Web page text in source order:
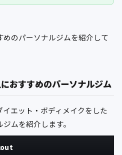
のパーソナルジムを紹介して
おすすめのパーソナルジム
エット・ボディメイクをした
ムを紹介します。